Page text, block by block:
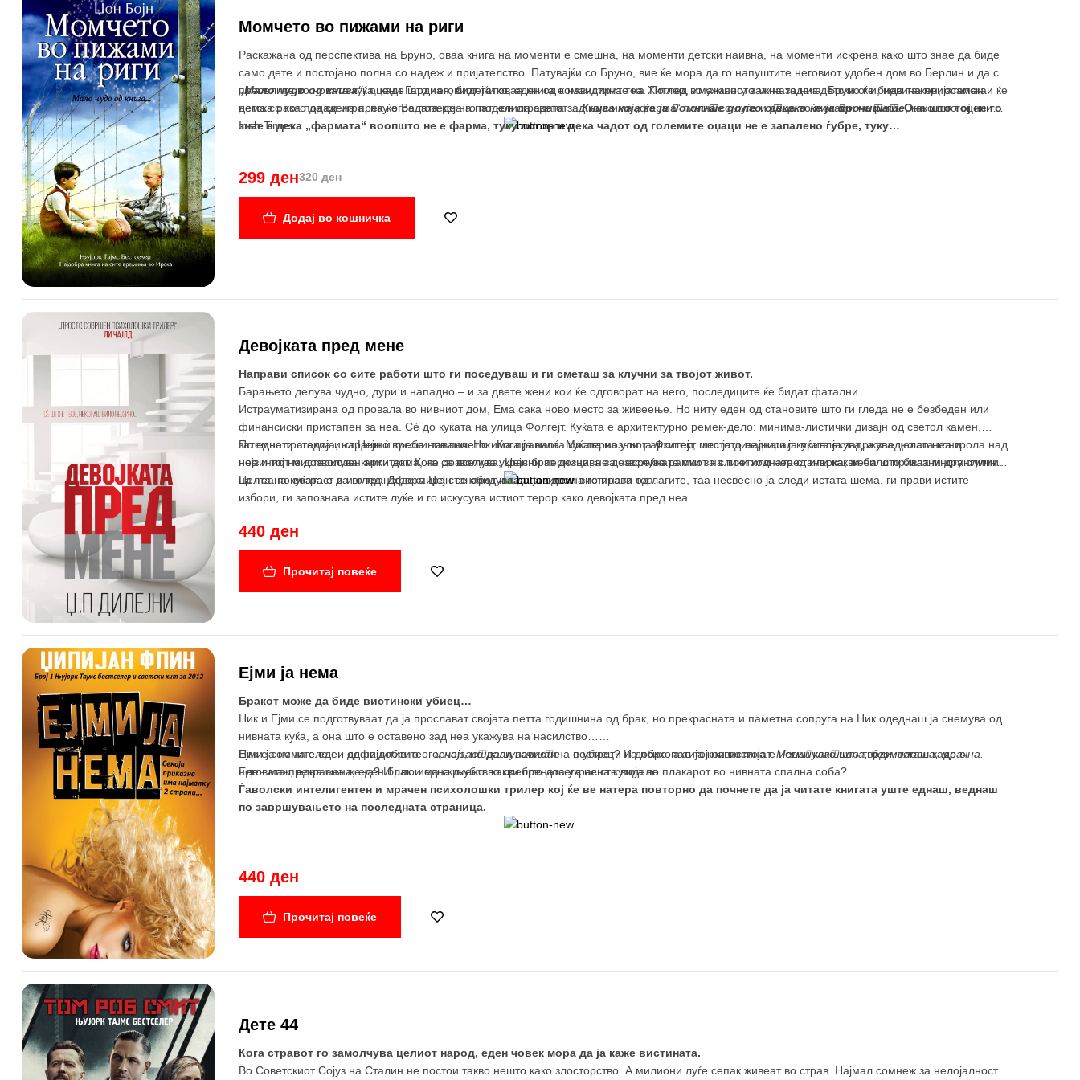
Момчето во пижами на риги
Раскажана од перспектива на Бруно, оваа книга на моменти е смешна, на моменти детски наивна, на моменти искрена како што знае да биде
само дете и постојано полна со надеж и пријателство. Патувајќи со Бруно, вие ќе мора да го напуштите неговиот удобен дом во Берлин и да се
преселите во новата куќа, каде што неговиот татко, еден од командирите на Хитлер, има многу важна задача. Бруно ќе биде тажен, осамен и ќе
нема со кого да си игра, па ќе Ве поведе на пат кон оградата зад која има „фарма“ полна со луѓе и деца во пижами на риги.Она што тој не го
знае е дека „фармата“ воопшто не е фарма, туку логор и дека чадот од големите оџаци не е запалено ѓубре, туку…
„Мало чудо од книга“,оцени Гардиан, бидејќи оваа книга е навистина тоа. Поглед во ужасното минато низ детски очи, невина пријателска
детска рака подадена преку оградата која го поделила светот…Книга која ќе ја помните долго откако ќе ја прочитате, како што оцени
Irish Times.
320 ден
299 ден
Додај во кошничка
Девојката пред мене
Направи список со сите работи што ги поседуваш и ги сметаш за клучни за твојот живот.
Барањето делува чудно, дури и нападно – и за двете жени кои ќе одговорат на него, последиците ќе бидат фатални.
Истрауматизирана од провала во нивниот дом, Ема сака ново место за живеење. Но ниту еден од становите што ги гледа не е безбеден или
финансиски пристапен за неа. Сè до куќата на улица Фолгејт. Куќата е архитектурно ремек-дело: минима-листички дизајн од светол камен,
затемнети стакла и страшно високи тавани. Но има правила. Мистериозниот архитект што ја дизајнирал куќата ја задржува целата контрола над
неа и тој не дозволува книги дома, не дозволува украсни перници, не дозволува рамки за слики или неред или какви било приватни дрангулии.
Целта на куќата е да го трансформира станарот и таа навистина го прави тоа.
По една трагедија, на Џејн ѝ треба нов почеток. Кога ја наоѓа куќата на улица Фолгејт, местото веднаш ја привлекува, а заедно со неа и
нејзиниот мистериозен архитект. Кога се вселува, Џејн брзо дознава за несреќната смрт на претходната станарка; жена што била многу слична
на неа по возраст и изглед. Додека Џејн се обидува да ја одвои вистината од лагите, таа несвесно ја следи истата шема, ги прави истите
избори, ги запознава истите луќе и го искусува истиот терор како девојката пред неа.
440 ден
Прочитај повеќе
Ејми ја нема
Бракот може да биде вистински убиец…
Ник и Ејми се подготвуваат да ја прослават својата петта годишнина од брак, но прекрасната и паметна сопруга на Ник одеднаш ја снемува од
нивната куќа, а она што е оставено зад неа укажува на насилство…
Ник е сомнителен и дефинитивно огорчен, но дали навистина е убиец? И добро, ако тој навистина е невин како што тврди, тогаш каде е
неговата прекрасна жена? И што има скриено во сребрената украсна кутија во плакарот во нивната спална соба?
Ејми ја нема е еден од најдобрите –и најзастрашувачките– портрети на психопатија кои постојат.Манипулативна, безмилосна, мрачна.
Еден маж, една жена, еден брак и една љубов какви што досега не сте виделе…
Ѓаволски интелигентен и мрачен психолошки трилер кој ќе ве натера повторно да почнете да ја читате книгата уште еднаш, веднаш
по завршувањето на последната страница.
440 ден
Прочитај повеќе
Дете 44
Кога стравот го замолчува целиот народ, еден човек мора да ја каже вистината.
Во Советскиот Сојуз на Сталин не постои такво нешто како злосторство. А милиони луѓе сепак живеат во страв. Најмал сомнеж за нелојалност